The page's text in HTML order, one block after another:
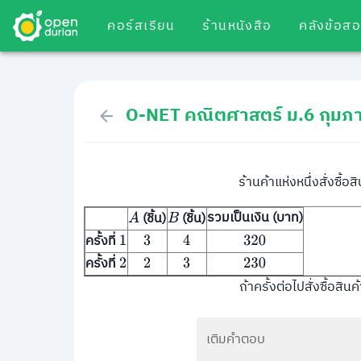
คอร์สเรียน ร้านหนังสือ คลังข้อส
O-NET คณิตศาสตร์ ม.6 กุมภ
ร้านค้าแห่งหนึ่งสั่งซื้อ
A (ชิ้น)B (ชิ้น)รวมเป็นเงิน (บาท)
ครั้งที่ 1 3 4
320
ครั้งที่ 2 2 3
230
ถ้าครั้งต่อไปสั่งซื้อสิน
เติมคำตอบ